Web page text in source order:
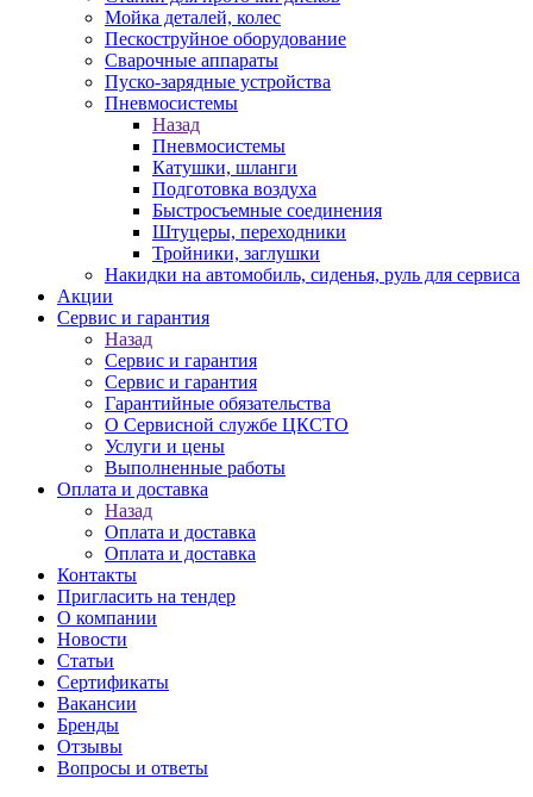
Мойка деталей, колес
Пескоструйное оборудование
Сварочные аппараты
Пуско-зарядные устройства
Пневмосистемы
Назад
Пневмосистемы
Катушки, шланги
Подготовка воздуха
Быстросъемные соединения
Штуцеры, переходники
Тройники, заглушки
Накидки на автомобиль, сиденья, руль для сервиса
Акции
Сервис и гарантия
Назад
Сервис и гарантия
Сервис и гарантия
Гарантийные обязательства
О Сервисной службе ЦКСТО
Услуги и цены
Выполненные работы
Оплата и доставка
Назад
Оплата и доставка
Оплата и доставка
Контакты
Пригласить на тендер
О компании
Новости
Статьи
Сертификаты
Вакансии
Бренды
Отзывы
Вопросы и ответы